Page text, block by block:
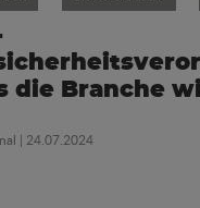
die Branche
| 24.07.2024